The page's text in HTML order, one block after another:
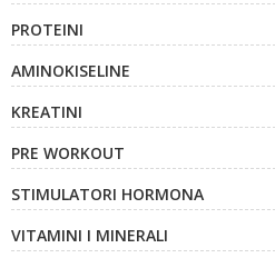
PROTEINI
AMINOKISELINE
KREATINI
PRE WORKOUT
STIMULATORI HORMONA
VITAMINI I MINERALI